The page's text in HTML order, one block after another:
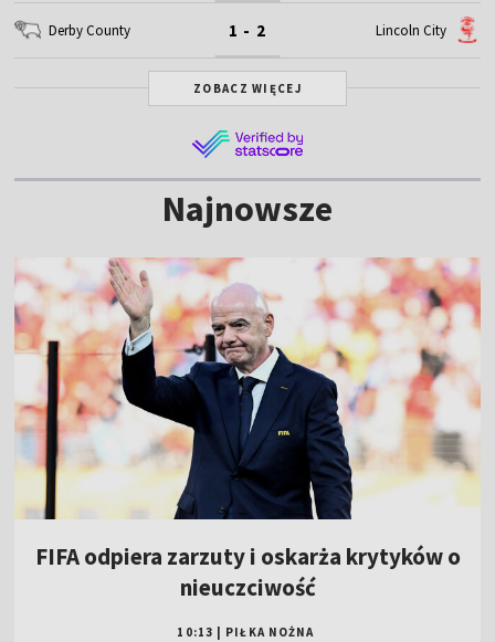
Derby County 1 - 2 Lincoln City
ZOBACZ WIĘCEJ
Najnowsze
FIFA odpiera zarzuty i oskarża krytyków o
nieuczciwość
10:13 PIŁKA NOŻNA